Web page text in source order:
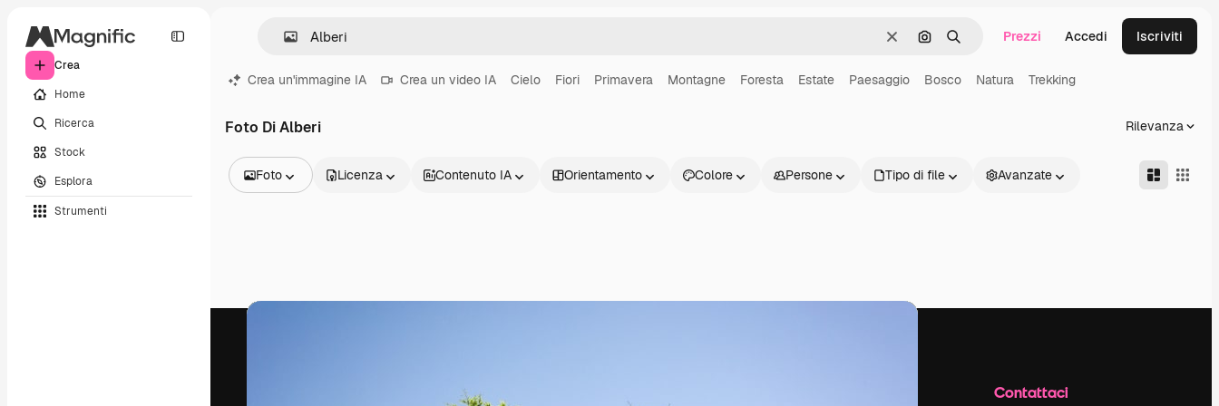
Crea
Home
Ricerca
Stock
Esplora
Strumenti
CancellaCerca per immagine
Ricerca Prezzi Accedi Iscriviti
Crea un'immagine IA Crea un video IA Cielo Fiori Primavera Montagne Foresta Estate Paesaggio Bosco Natura Trekking
Foto Di Alberi Rilevanza
Foto
Video
Licenza Contenuto IA Orientamento Colore Persone Tipo di file Avanzate
Contattaci